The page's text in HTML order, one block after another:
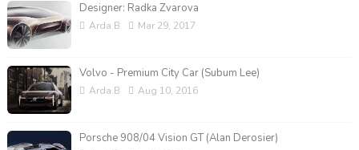
Designer: Radka Zvarova
Arda.B Mar 29, 2017
Volvo - Premium City Car (Subum Lee)
Arda.B Aug 10, 2016
Porsche 908/04 Vision GT (Alan Derosier)